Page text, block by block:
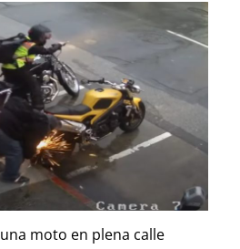
moto en plena calle